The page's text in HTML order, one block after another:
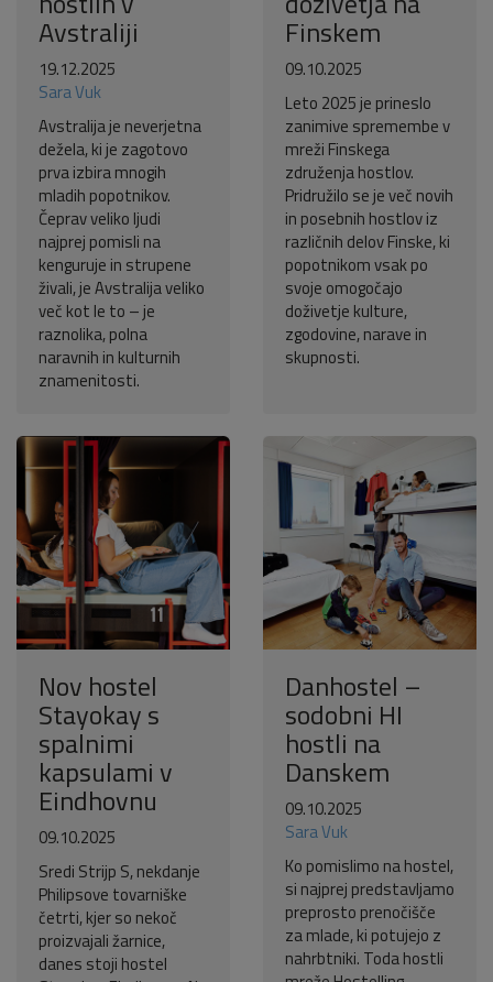
Avstraliji
19.12.2025
Sara Vuk
Avstralija je neverjetna
dežela, ki je zagotovo
prva izbira mnogih
mladih popotnikov.
Čeprav veliko ljudi
najprej pomisli na
kenguruje in strupene
živali, je Avstralija veliko
več kot le to – je
raznolika, polna
naravnih in kulturnih
znamenitosti.
Finskem
09.10.2025
Leto 2025 je prineslo
zanimive spremembe v
mreži Finskega
združenja hostlov.
Pridružilo se je več novih
in posebnih hostlov iz
različnih delov Finske, ki
popotnikom vsak po
svoje omogočajo
doživetje kulture,
zgodovine, narave in
skupnosti.
Nov hostel
Stayokay s
spalnimi
kapsulami v
Eindhovnu
09.10.2025
Sredi Strijp S, nekdanje
Philipsove tovarniške
četrti, kjer so nekoč
proizvajali žarnice,
danes stoji hostel
Danhostel –
sodobni HI
hostli na
Danskem
09.10.2025
Sara Vuk
Ko pomislimo na hostel,
si najprej predstavljamo
preprosto prenočišče
za mlade, ki potujejo z
nahrbtniki. Toda hostli